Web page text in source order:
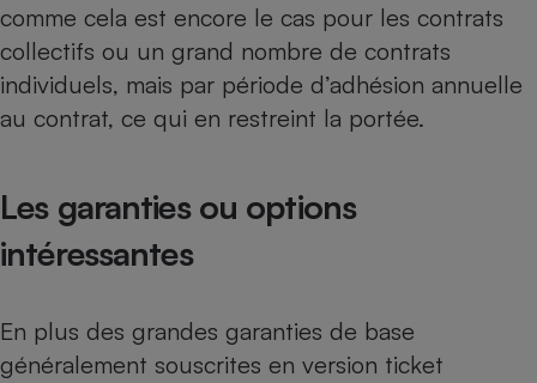
comme cela est encore le cas pour les contrats
collectifs ou un grand nombre de contrats
individuels, mais par période d’adhésion annuelle
au contrat, ce qui en restreint la portée.
Les garanties ou options
intéressantes
En plus des grandes garanties de base
généralement souscrites en version ticket